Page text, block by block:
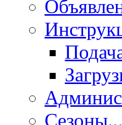
Сезоны...